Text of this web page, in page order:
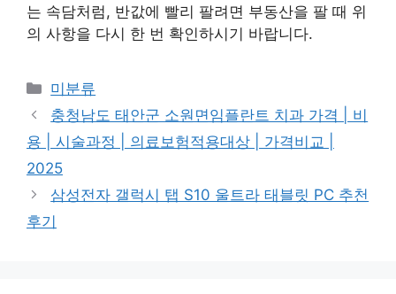
는 속담처럼, 반값에 빨리 팔려면 부동산을 팔 때 위
의 사항을 다시 한 번 확인하시기 바랍니다.
Categories
미분류
충청남도 태안군 소원면임플란트 치과 가격 | 비
용 | 시술과정 | 의료보험적용대상 | 가격비교 |
2025
삼성전자 갤럭시 탭 S10 울트라 태블릿 PC 추천
후기